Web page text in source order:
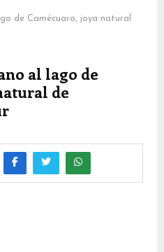
de Camécuaro, joya natural
al lago de
de